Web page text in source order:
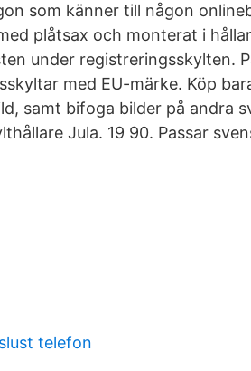
som känner till någon
plåtsax och monterat i
under registreringsskylten.
med EU-märke. Köp
samt bifoga bilder på andra
Jula. 19 90. Passar
telefon